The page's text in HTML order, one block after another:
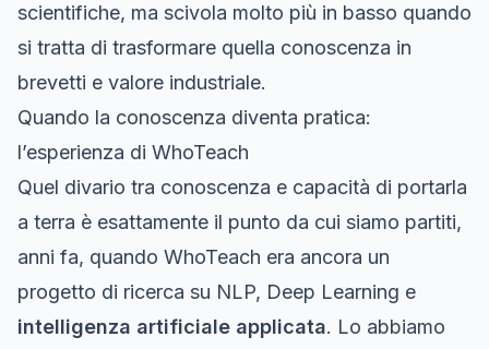
scientifiche, ma scivola molto più in basso quando
si tratta di trasformare quella conoscenza in
brevetti e valore industriale.
Quando la conoscenza diventa pratica:
l’esperienza di WhoTeach
Quel divario tra conoscenza e capacità di portarla
a terra è esattamente il punto da cui siamo partiti,
anni fa, quando WhoTeach era ancora un
progetto di ricerca su NLP, Deep Learning e
intelligenza artificiale applicata. Lo abbiamo